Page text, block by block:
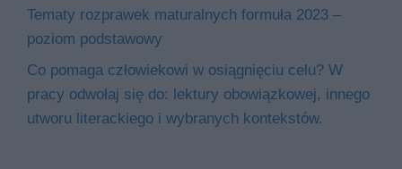
Tematy rozprawek maturalnych formuła 2023 –
poziom podstawowy
Co pomaga człowiekowi w osiągnięciu celu? W
pracy odwołaj się do: lektury obowiązkowej, innego
utworu literackiego i wybranych kontekstów.